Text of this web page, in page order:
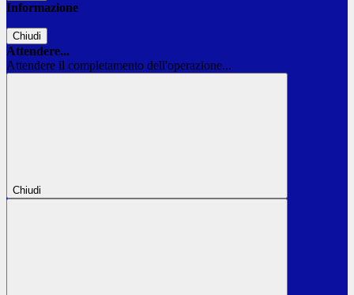
Informazione
Chiudi
Attendere...
Attendere il completamento dell'operazione...
Chiudi